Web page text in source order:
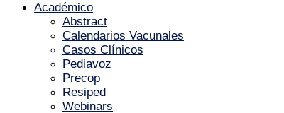
Académico
Abstract
Calendarios Vacunales
Casos Clínicos
Pediavoz
Precop
Resiped
Webinars